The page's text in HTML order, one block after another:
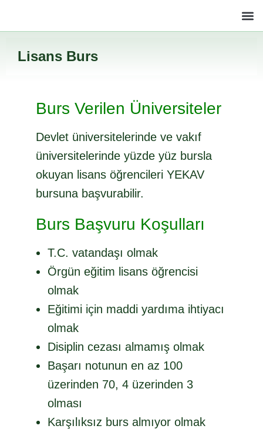
Lisans Burs
Burs Verilen Üniversiteler
Devlet üniversitelerinde ve vakıf
üniversitelerinde yüzde yüz bursla
okuyan lisans öğrencileri YEKAV
bursuna başvurabilir.
Burs Başvuru Koşulları
T.C. vatandaşı olmak
Örgün eğitim lisans öğrencisi
olmak
Eğitimi için maddi yardıma ihtiyacı
olmak
Disiplin cezası almamış olmak
Başarı notunun en az 100
üzerinden 70, 4 üzerinden 3
olması
Karşılıksız burs almıyor olmak